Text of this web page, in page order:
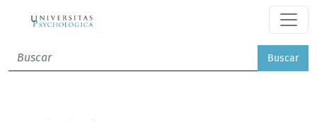
Diferencias en sentido de la vida en pacientes
Buscar